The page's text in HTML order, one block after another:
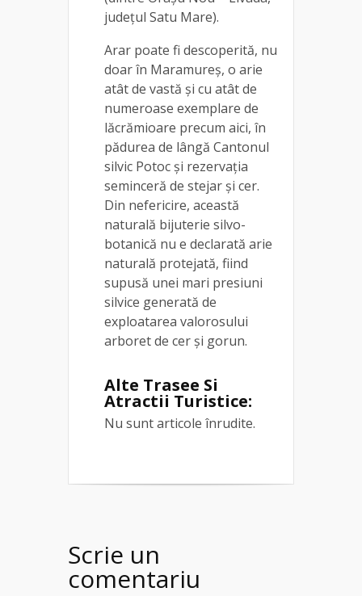
județul Satu Mare).
Arar poate fi descoperită, nu
doar în Maramureș, o arie
atât de vastă şi cu atât de
numeroase exemplare de
lăcrămioare precum aici, în
pădurea de lângă Cantonul
silvic Potoc şi rezervaţia
seminceră de stejar şi cer.
Din nefericire, această
naturală bijuterie silvo-
botanică nu e declarată arie
naturală protejată, fiind
supusă unei mari presiuni
silvice generată de
exploatarea valorosului
arboret de cer și gorun.
Alte Trasee Si
Atractii Turistice:
Nu sunt articole înrudite.
Scrie un
comentariu